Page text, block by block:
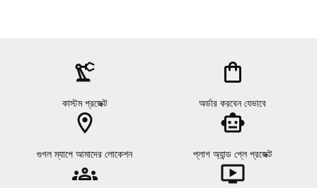
precision_manufacturing
কাস্টম প্রজেক্ট
shopping_bag
অর্ডার করবেন যেভাবে
location_on
গুগল ম্যাপে আমাদের লোকেশন
smart_toy
প্লাগ অ্যান্ড প্লে প্রজেক্ট
groups ondemand_video